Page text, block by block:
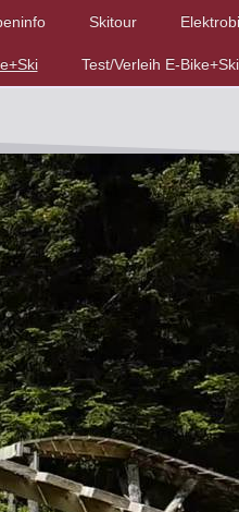
Skitour
Test/Verleih E-Bike+Ski